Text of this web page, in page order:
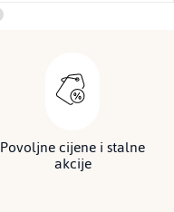
Povoljne cijene i stalne
akcije